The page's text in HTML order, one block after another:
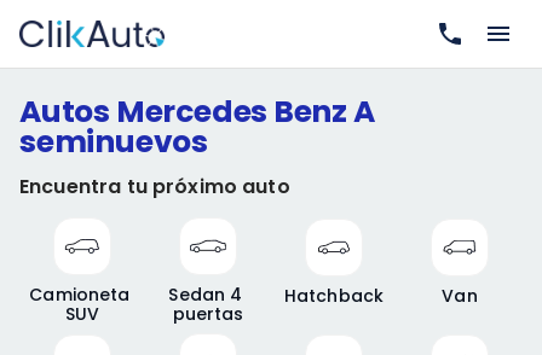
Autos Mercedes Benz A
seminuevos
Encuentra tu próximo auto
Camioneta
SUV
Sedan 4
puertas
Hatchback Van